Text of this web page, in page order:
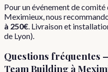
Pourun événement decomité
Meximieux , nous
à 250€ . Livraison et
de Lyon).
Questions fréquentes
Team Building à